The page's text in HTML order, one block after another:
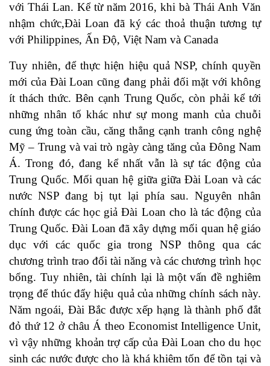
với Thái Lan. Kể từ năm 2016, khi bà Thái Anh Văn
nhậm chức,Đài Loan đã ký các thoả thuận tương tự
với Philippines, Ấn Độ, Việt Nam và Canada
Tuy nhiên, để thực hiện hiệu quả NSP, chính quyền
mới của Đài Loan cũng đang phải đối mặt với không
ít thách thức. Bên cạnh Trung Quốc, còn phải kể tới
những nhân tố khác như sự mong manh của chuỗi
cung ứng toàn cầu, căng thẳng cạnh tranh công nghệ
Mỹ – Trung và vai trò ngày càng tăng của Đông Nam
Á. Trong đó, đang kể nhất vẫn là sự tác động của
Trung Quốc. Mối quan hệ giữa giữa Đài Loan và các
nước NSP đang bị tụt lại phía sau. Nguyên nhân
chính được các học giả Đài Loan cho là tác động của
Trung Quốc. Đài Loan đã xây dựng mối quan hệ giáo
dục với các quốc gia trong NSP thông qua các
chương trình trao đổi tài năng và các chương trình học
bổng. Tuy nhiên, tài chính lại là một vấn đề nghiêm
trọng để thúc đẩy hiệu quả của những chính sách này.
Năm ngoái, Đài Bắc được xếp hạng là thành phố đắt
đỏ thứ 12 ở châu Á theo Economist Intelligence Unit,
vì vậy những khoản trợ cấp của Đài Loan cho du học
sinh các nước được cho là khá khiêm tốn để tồn tại và